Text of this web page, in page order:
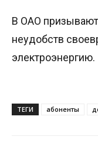
В ОАО
неудобств
электроэнергию.
ТЕГИ абоненты